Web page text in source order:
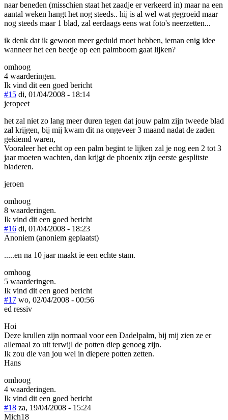
naar beneden (misschien staat het zaadje er verkeerd in) maar na een
aantal weken hangt het nog steeds.. hij is al wel wat gegroeid maar
nog steeds maar 1 blad, zal eerdaags eens wat foto's neerzetten...
ik denk dat ik gewoon meer geduld moet hebben, ieman enig idee
wanneer het een beetje op een palmboom gaat lijken?
omhoog
4 waarderingen.
Ik vind dit een goed bericht
#15 di, 01/04/2008 - 18:14
jeropeet
het zal niet zo lang meer duren tegen dat jouw palm zijn tweede blad
zal krijgen, bij mij kwam dit na ongeveer 3 maand nadat de zaden
gekiemd waren,
Vooraleer het echt op een palm begint te lijken zal je nog een 2 tot 3
jaar moeten wachten, dan krijgt de phoenix zijn eerste gesplitste
bladeren.
jeroen
omhoog
8 waarderingen.
Ik vind dit een goed bericht
#16 di, 01/04/2008 - 18:23
Anoniem (anoniem geplaatst)
.....en na 10 jaar maakt ie een echte stam.
omhoog
5 waarderingen.
Ik vind dit een goed bericht
#17 wo, 02/04/2008 - 00:56
ed ressiv
Hoi
Deze krullen zijn normaal voor een Dadelpalm, bij mij zien ze er
allemaal zo uit terwijl de potten diep genoeg zijn.
Ik zou die van jou wel in diepere potten zetten.
Hans
omhoog
4 waarderingen.
Ik vind dit een goed bericht
#18 za, 19/04/2008 - 15:24
Mich18